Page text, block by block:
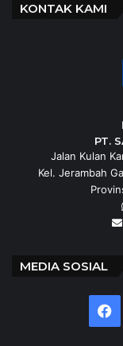
KONTAK KAMI
PT.
Jalan Kulan
Kel. Jerambah
MEDIA SOSIAL